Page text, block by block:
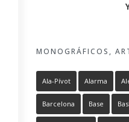
MONOGRÁFICOS,
Ala-Pívot Alarma
Barcelona Base